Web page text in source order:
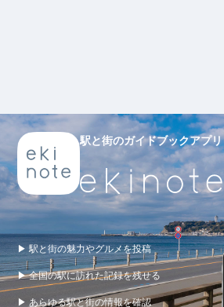
駅と街のガイドブックアプリ
▶ 駅と街の魅力やグルメを投稿
▶ 全国の駅に訪れた記録を残せる
▶ あらゆる駅と街の情報を確認